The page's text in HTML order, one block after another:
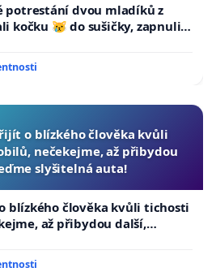
potrestání dvou mladíků z
kočku 😿 do sušičky, zapnuli ji
o blízkého člověka kvůli
nečekejme, až přibydou
slyšitelná auta!
blízkého člověka kvůli tichosti
až přibydou další,